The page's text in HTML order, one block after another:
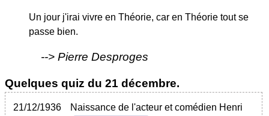
Un jour j'irai vivre en Théorie, car en Théorie tout se
passe bien.
Pierre Desproges
Quelques quiz du 21 décembre.
21/12/1936
Naissance de l'acteur et comédien Henri